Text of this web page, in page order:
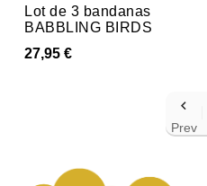
Lot de 3 bandanas
BABBLING BIRDS
27,95 €

Prev